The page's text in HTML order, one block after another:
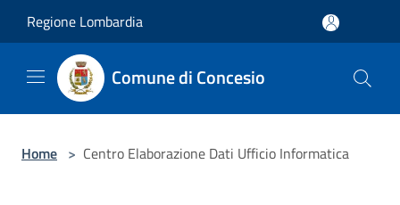
Regione Lombardia
Comune di Concesio
Home > Centro Elaborazione Dati Ufficio Informatica